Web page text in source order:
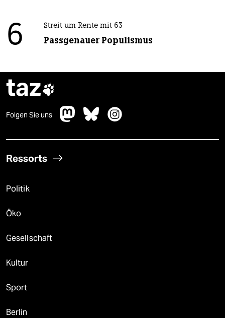
6 Streit um Rente mit 63
Passgenauer Populismus
taz
Folgen Sie uns
Ressorts
Politik
Öko
Gesellschaft
Kultur
Sport
Berlin